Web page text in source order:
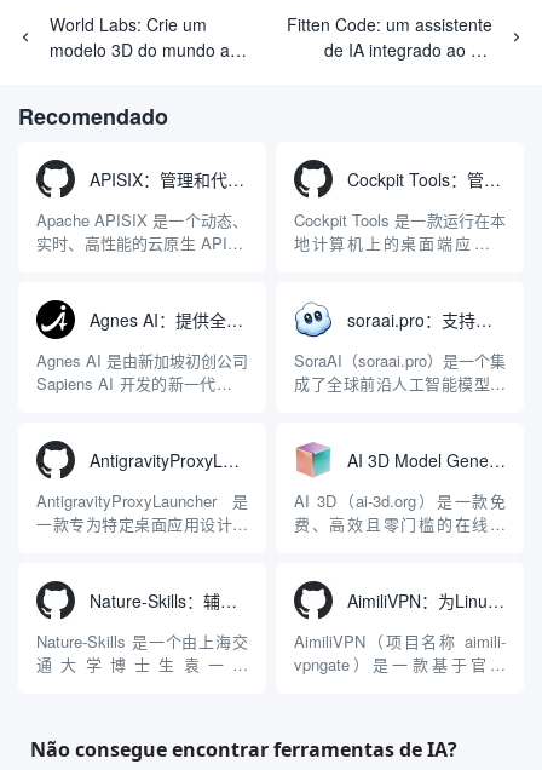
World Labs: Crie um
modelo 3D do mundo a
teste beta do modelo de
Fitten Code: um assistente
de IA integrado ao VS
Recomendado
APISIX：管理和代理API及大模型流量的高性能网关
Apache APISIX 是一个动态、
实时、高性能的云原生 API 网
LuaJIT 构建，并在 2019 年作
为顶级开源项目捐赠给
Apache 软件基金会。APISIX
彻底摒...
Cockpit Tools：管理多个AI编程IDE账号与配置多开独立实例的本地桌面应用
Cockpit Tools 是一款运行在本
地计算机上的桌面端应用程
程助手的账号与运行环境而设
计。它目前支持包括
Antigravity IDE、Codex、
GitHub Copilo...
Agnes AI：提供全模态模型免费API、支持图文视频生成与复杂工程执行的智能体平台
Agnes AI 是由新加坡初创公司
Sapiens AI 开发的新一代多模
限制，提供集文本、图像、视
频生成于一体的“全模态”大模
型能力。平台的核心产品矩阵
包括主打自动化工作流的
soraai.pro：支持多模型文字转视频和图像生成的在线创作工具
SoraAI（soraai.pro）是一个集
成了全球前沿人工智能模型的
者、营销人员及广大用户提供
一站式、开箱即用的视觉内容
生成解决方案。网站的核心优
势在于其强大的多模型聚合能
AntigravityProxyLauncher：免TUN全局代理使用Antigravity IDE
AntigravityProxyLauncher 是
一款专为特定桌面应用设计的
Windows 平台。当用户使用桌
面版 Gemini 客户端或
Antigravity IDE ...
AI 3D Model Generator：通过文本和图像快速生成3D模型的在线工具
AI 3D（ai-3d.org）是一款免
费、高效且零门槛的在线AI
动Seed 3D两大行业领先的AI
模型架构，致力于帮助用户无
需掌握复杂的3D拓扑知识或昂
贵的专业软件，即可在...
Nature-Skills：辅助撰写学术论文和绘制科研图表的智能体插件
Nature-Skills 是一个由上海交
通大学博士生袁一哲
Nature、Science、Cell 等）
AimiliVPN：为Linux提供纯净出站家庭IP的VPN代理网关
AimiliVPN（项目名称 aimili-
vpngate）是一款基于官方
（如 VPS）设计。它完全采用
Não consegue encontrar ferramentas de IA?